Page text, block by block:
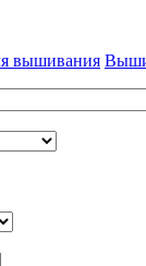
вышивания